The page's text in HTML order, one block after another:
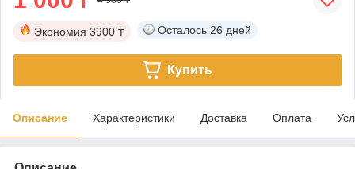
Экономия 3900 ₸ Осталось 26 дней
Купить
Описание Характеристики Доставка Оплата